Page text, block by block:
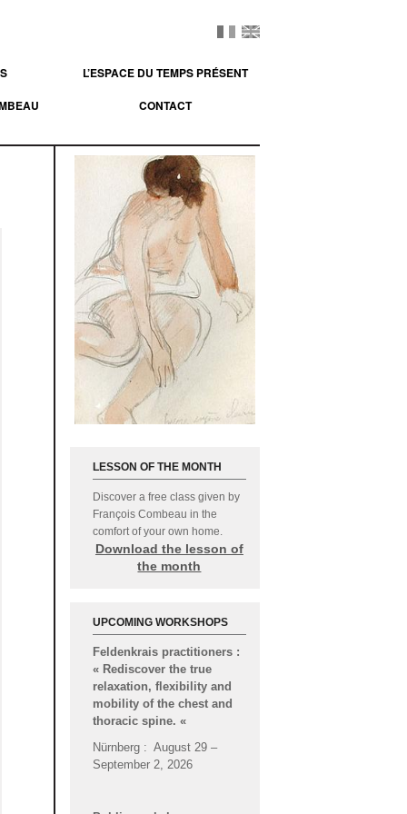
L’ESPACE DU TEMPS PRÉSENT
CONTACT
LESSON OF THE MONTH
Discover a free class given by
François Combeau in the
comfort of your own home.
Download the lesson of
the month
UPCOMING WORKSHOPS
« Rediscover the true
relaxation, flexibility and
mobility of the chest and
thoracic spine.«
Nürnberg : August 29 –
September 2, 2026
Public workshop :
and dynamic support